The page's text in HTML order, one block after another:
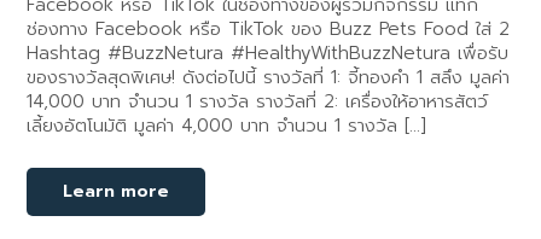
ช่องทาง Facebook หรือ TikTok ของ Buzz Pets Food ใส่ 2
Hashtag #BuzzNetura #HealthyWithBuzzNetura เพื่อรับ
ของรางวัลสุดพิเศษ! ดังต่อไปนี้ รางวัลที่ 1: จี้ทองคำ 1 สลึง มูลค่า
14,000 บาท จำนวน 1 รางวัล รางวัลที่ 2: เครื่องให้อาหารสัตว์
เลี้ยงอัตโนมัติ มูลค่า 4,000 บาท จำนวน 1 รางวัล […]
Learn more